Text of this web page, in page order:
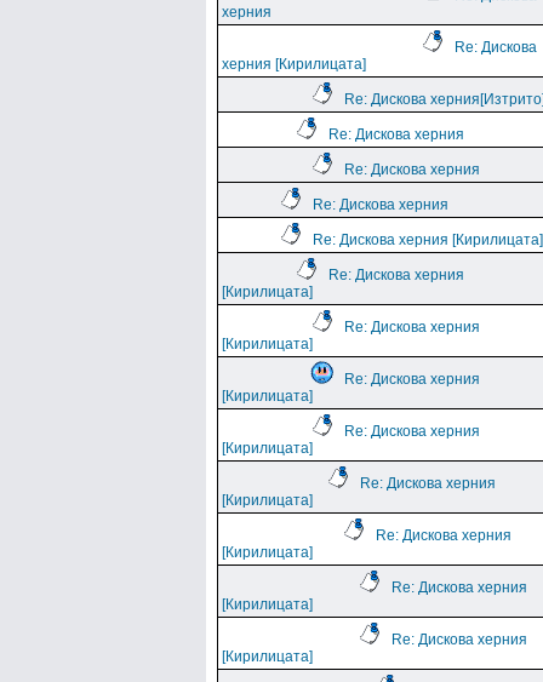
херния
Re: Дискова
херния [Кирилицата]
Re: Дискова
Re: Дискова херния
Re: Дискова херния
Re: Дискова херния
Re: Дискова херния [Кирилицата]
Re: Дискова херния
[Кирилицата]
Re: Дискова херния
[Кирилицата]
Re: Дискова херния
[Кирилицата]
Re: Дискова херния
[Кирилицата]
Re: Дискова херния
[Кирилицата]
Re: Дискова херния
[Кирилицата]
Re: Дискова херния
[Кирилицата]
Re: Дискова херния
[Кирилицата]